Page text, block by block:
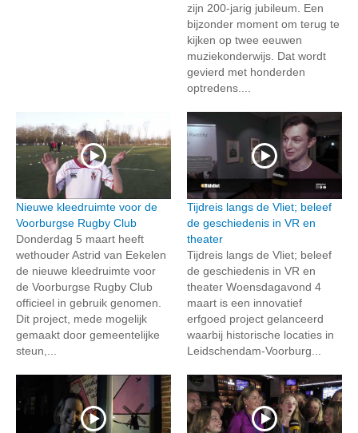
zijn 200-jarig jubileum. Een
bijzonder moment om terug te
kijken op twee eeuwen
muziekonderwijs. Dat wordt
gevierd met honderden
optredens....
Nieuwe kleedruimte voor de
Voorburgse Rugby Club
Donderdag 5 maart heeft
wethouder Astrid van Eekelen
de nieuwe kleedruimte voor
de Voorburgse Rugby Club
officieel in gebruik genomen.
Dit project, mede mogelijk
gemaakt door gemeentelijke
steun,...
Tijdreis langs de Vliet; beleef
de geschiedenis in VR en
theater
Tijdreis langs de Vliet; beleef
de geschiedenis in VR en
theater Woensdagavond 4
maart is een innovatief
erfgoed project gelanceerd
waarbij historische locaties in
Leidschendam-Voorburg...